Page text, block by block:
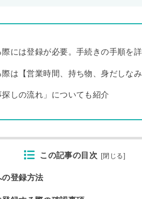
には登録が必要。手続きの手順を
は【営業時間、持ち物、身だしな
しの流れ」についても紹介
この記事の目次 閉じる
登録方法